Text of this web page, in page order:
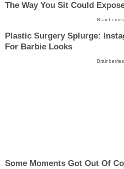
The Way You Sit Could
Brainberries
Plastic Surgery Splurge:
For Barbie Looks
Brainberries
Some Moments Got Out Of